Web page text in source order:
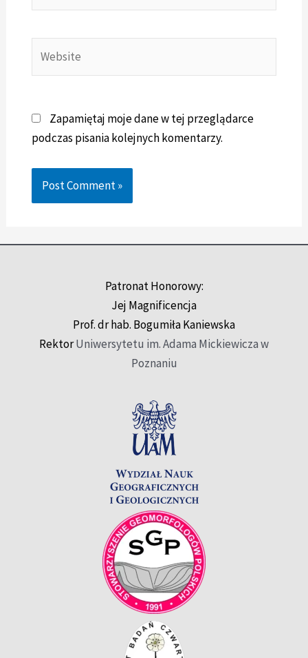
Zapamiętaj moje dane w tej przeglądarce
podczas pisania kolejnych komentarzy.
Patronat Honorowy:
Jej Magnificencja
Prof. dr hab. Bogumiła Kaniewska
RektorUniwersytetu im. Adama Mickiewicza w
Poznaniu